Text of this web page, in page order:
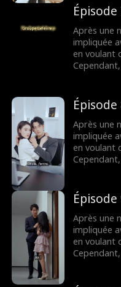
sa propre
reprises.
réagir...
Épisode
Après une
impliquée
en voulant
sa propre
reprises.
réagir...
Épisode
Après une
impliquée
en voulant
sa propre
reprises.
réagir...
Épisode
Après une
impliquée
en voulant